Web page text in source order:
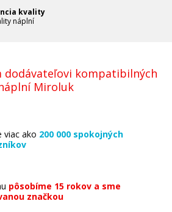
Pridať do košíka
jednotka OKI 42931603
kvality
náplní
dodávateľovi kompatibilných
Miroluk
viac ako 200 000 spokojných
pôsobíme 15 rokov a sme
značkou